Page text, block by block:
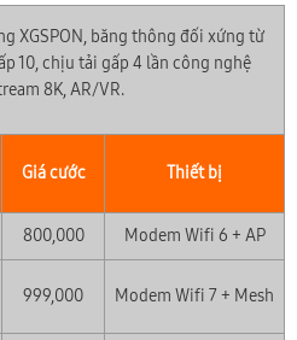
XGSPON, băng thông đối xứng từ
10, chịu tải gấp 4 lần công nghệ
8K, AR/VR.
Giá cước Thiết bị
800,000 Modem Wifi 6 + AP
999,000 Modem Wifi 7 + Mesh